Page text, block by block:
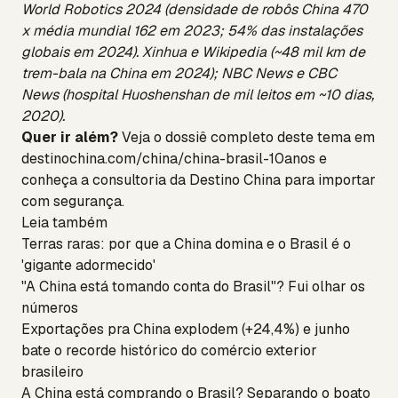
World Robotics 2024 (densidade de robôs China 470
x média mundial 162 em 2023; 54% das instalações
globais em 2024). Xinhua e Wikipedia (~48 mil km de
trem-bala na China em 2024); NBC News e CBC
News (hospital Huoshenshan de mil leitos em ~10 dias,
2020).
Quer ir além?Veja o dossiê completo deste tema em
destinochina.com/china/china-brasil-10anos e
conheça aconsultoria da Destino China para importar
com segurança.
Leia também
Terras raras: por que a China domina e o Brasil é o
'gigante adormecido'
"A China está tomando conta do Brasil"? Fui olhar os
números
Exportações pra China explodem (+24,4%) e junho
bate o recorde histórico do comércio exterior
brasileiro
A China está comprando o Brasil? Separando o boato